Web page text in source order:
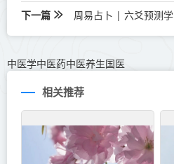
下一篇 周易占卜 | 六爻预测
中医学中医药中医养生国医
相关推荐